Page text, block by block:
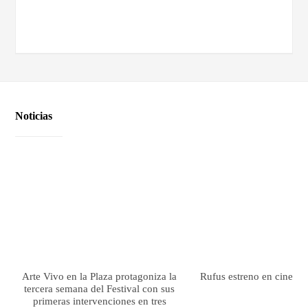
Noticias
Arte Vivo en la Plaza protagoniza la
tercera semana del Festival con sus
primeras intervenciones en tres
Rufus estreno en cines